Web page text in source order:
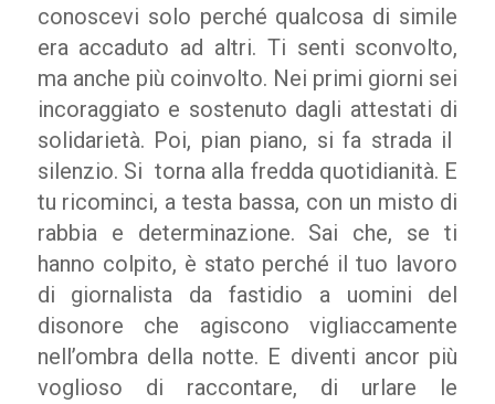
conoscevi solo perché qualcosa di simile
era accaduto ad altri. Ti senti sconvolto,
ma anche più coinvolto. Nei primi giorni sei
incoraggiato e sostenuto dagli attestati di
solidarietà. Poi, pian piano, si fa strada il
silenzio. Si torna alla fredda quotidianità. E
tu ricominci, a testa bassa, con un misto di
rabbia e determinazione. Sai che, se ti
hanno colpito, è stato perché il tuo lavoro
di giornalista da fastidio a uomini del
disonore che agiscono vigliaccamente
nell’ombra della notte. E diventi ancor più
voglioso di raccontare, di urlare le